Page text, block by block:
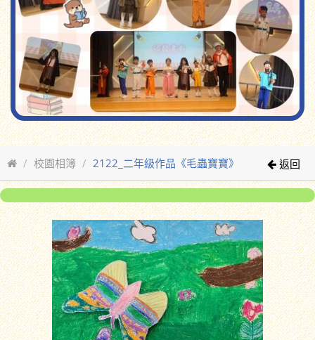
校園相簿 2122_二年級作品《毛蟲寶寶》 返回